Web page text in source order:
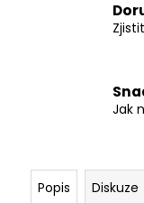
Jak
Popis Diskuze